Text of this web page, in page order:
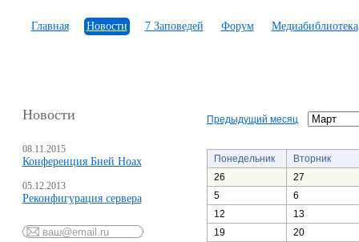
Главная Новости 7 Заповедей Форум Медиабиблиотека
Новости
08.11.2015
Конференция Бней Ноах
05.12.2013
Реконфигурация сервера
Предыдущий месяц
Понедельник
Вторник
26
27
5
6
12
13
19
20